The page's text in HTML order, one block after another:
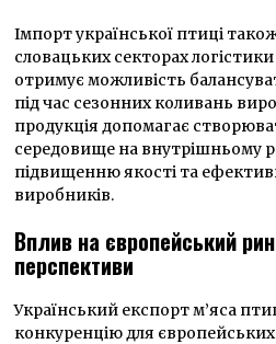
Імпорт української птиці
словацьких секторах
отримує можливість
під час сезонних коливань
продукція допомагає
середовище на внутрішньому
підвищенню якості та
виробників.
Вплив на європейський
перспективи
Український експорт м’яса
конкуренцію для